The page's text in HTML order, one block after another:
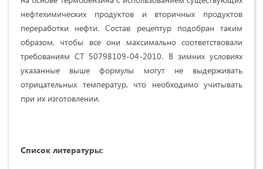
нефтехимических продуктов и вторичных продуктов
переработки нефти. Состав рецептур подобран таким
образом, чтобы все они максимально соответствовали
требованиям СТ 50798109-04-2010. В зимних условиях
указанные выше формулы могут не выдерживать
отрицательных температур, что необходимо учитывать
при их изготовлении.
Список литературы: